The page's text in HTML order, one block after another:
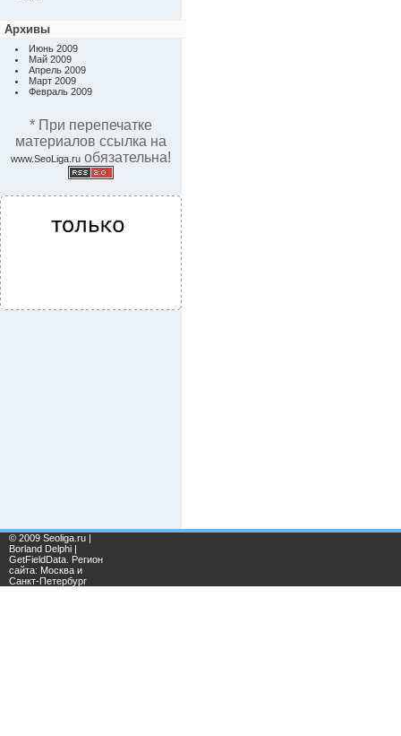
Архивы
Июнь 2009
Май 2009
Апрель 2009
Март 2009
Февраль 2009
* При перепечатке
материалов ссылка на
www.SeoLiga.ru обязательна!
© 2009 Seoliga.ru |
Borland Delphi |
GetFieldData. Регион
сайта: Москва и
Санкт-Петербург